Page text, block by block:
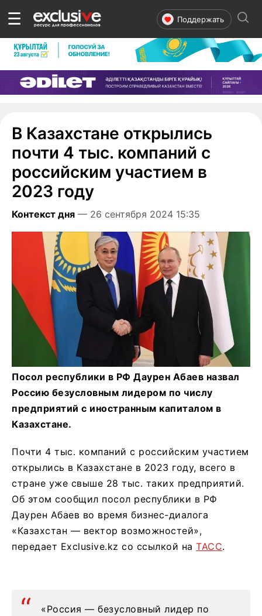
☰ Поддержать
В Казахстане открылись
почти 4 тыс. компаний с
российским участием в
2023 году
Контекст дня — 26 сентября 2024 15:35
Посол республики в РФ Даурен Абаев назвал
Россию безусловным лидером по числу
предприятий с иностранным капиталом в
Казахстане.
Почти 4 тыс. компаний с российским участием
открылись в Казахстане в 2023 году, всего в
стране уже свыше 28 тыс. таких предприятий.
Об этом сообщил посол республики в РФ
Даурен Абаев во время бизнес-диалога
«Казахстан — вектор возможностей»,
передает Exclusive.kz со ссылкой на ТАСС.
«Россия — безусловный лидер по